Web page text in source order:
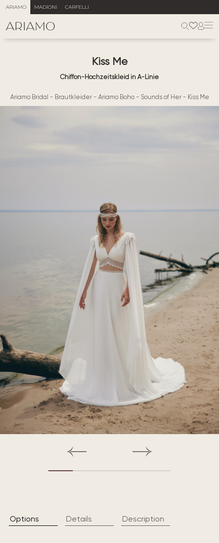
ARIAMO MADIONI CARFELLI
Kiss Me
Chiffon-Hochzeitskleid in A-Linie
Ariamo Bridal - Brautkleider- Ariamo Boho- Sounds of Her- Kiss Me
Options Details Description